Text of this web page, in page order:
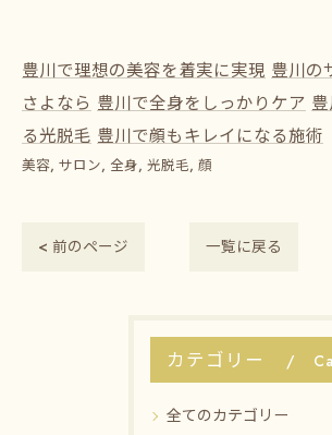
豊川で理想の美容を着実に実現 豊川の
さよなら 豊川で全身をしっかりケア
る光脱毛 豊川で顔もキレイになる施術
美容 サロン 全身 光脱毛 顔
< 前のページ 一覧に戻る
カテゴリー
全てのカテゴリー